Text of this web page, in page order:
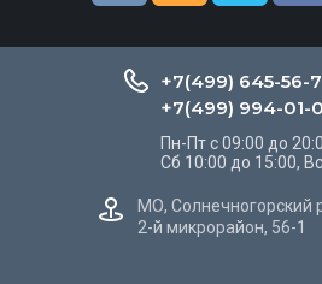
+7(499) 645-56-
+7(499) 994-01-
Пн-Пт с 09:00 до
Сб 10:00 до 15:00,
МО, Солнечногорский
2-й микрорайон, 56-1